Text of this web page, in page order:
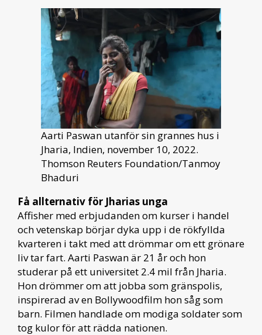
Aarti Paswan utanför sin grannes hus i
Jharia, Indien, november 10, 2022.
Thomson Reuters Foundation/Tanmoy
Bhaduri
Få allternativ för Jharias unga
Affisher med erbjudanden om kurser i handel
och vetenskap börjar dyka upp i de rökfyllda
kvarteren i takt med att drömmar om ett grönare
liv tar fart. Aarti Paswan är 21 år och hon
studerar på ett universitet 2.4 mil från Jharia.
Hon drömmer om att jobba som gränspolis,
inspirerad av en Bollywoodfilm hon såg som
barn. Filmen handlade om modiga soldater som
tog kulor för att rädda nationen.